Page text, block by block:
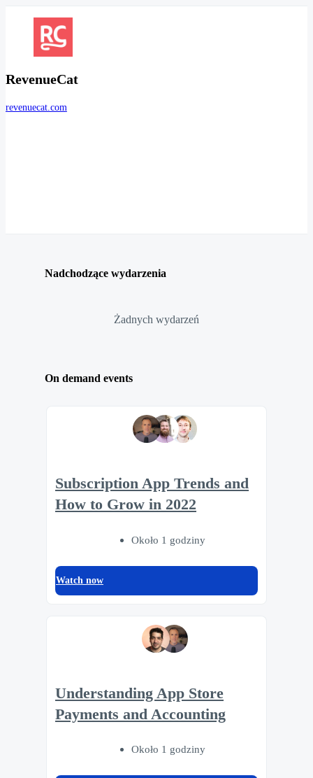
RevenueCat
revenuecat.com
Nadchodzące wydarzenia
Żadnych wydarzeń
On demand events
Subscription App Trends and
How to Grow in 2022
Około 1 godziny
Watch now
Understanding App Store
Payments and Accounting
Około 1 godziny